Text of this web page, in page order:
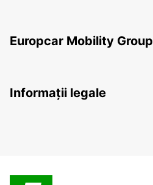
Europcar Mobility Group
Informații legale